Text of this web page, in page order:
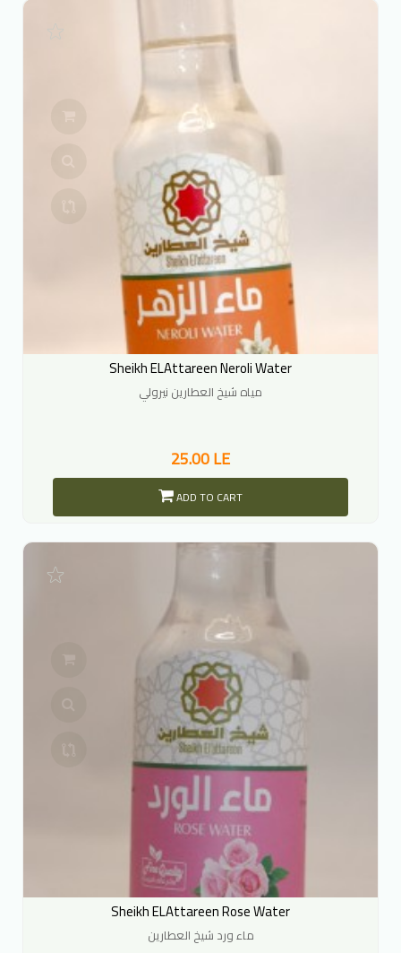
Sheikh ELAttareen Neroli Water
مياه شيخ العطارين نيرولي
25.00 LE
ADD TO CART
Sheikh ELAttareen Rose Water
ماء ورد شيخ العطارين